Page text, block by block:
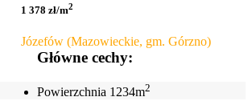
1 378 zł/m2
Józefów (Mazowieckie, gm. Górzno)
Główne cechy:
Powierzchnia 1234m2